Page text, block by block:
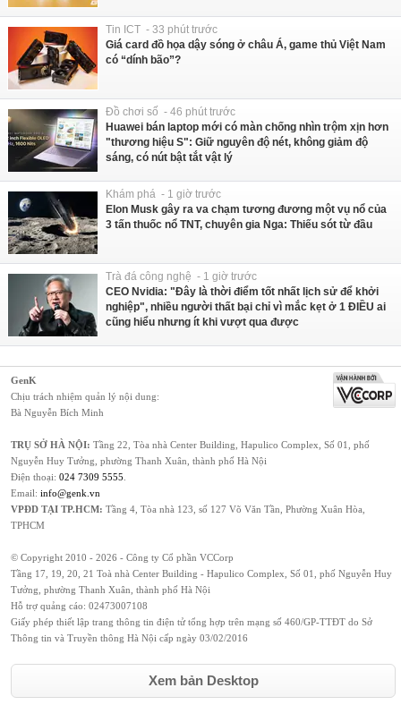
Tin ICT - 33 phút trước
Giá card đồ họa dậy sóng ở châu Á, game thủ Việt Nam
có “dính bão”?
Đồ chơi số - 46 phút trước
Huawei bán laptop mới có màn chống nhìn trộm xịn hơn
"thương hiệu S": Giữ nguyên độ nét, không giảm độ
sáng, có nút bật tắt vật lý
Khám phá - 1 giờ trước
Elon Musk gây ra va chạm tương đương một vụ nổ của
3 tấn thuốc nổ TNT, chuyên gia Nga: Thiếu sót từ đầu
Trà đá công nghệ - 1 giờ trước
CEO Nvidia: "Đây là thời điểm tốt nhất lịch sử để khởi
nghiệp", nhiều người thất bại chỉ vì mắc kẹt ở 1 ĐIỀU ai
cũng hiểu nhưng ít khi vượt qua được
GenK
Chịu trách nhiệm quản lý nội dung:
Bà Nguyễn Bích Minh
TRỤ SỞ HÀ NỘI: Tầng 22, Tòa nhà Center Building, Hapulico Complex, Số 01, phố
Nguyễn Huy Tưởng, phường Thanh Xuân, thành phố Hà Nội
Điện thoại: 024 7309 5555
Email: info@genk.vn
VPĐD TẠI TP.HCM: Tầng 4, Tòa nhà 123, số 127 Võ Văn Tần, Phường Xuân Hòa,
TPHCM
© Copyright 2010 - 2026 - Công ty Cổ phần VCCorp
Tầng 17, 19, 20, 21 Toà nhà Center Building - Hapulico Complex, Số 01, phố Nguyễn Huy
Tưởng, phường Thanh Xuân, thành phố Hà Nội
Hỗ trợ quảng cáo: 02473007108
Giấy phép thiết lập trang thông tin điện tử tổng hợp trên mạng số 460/GP-TTĐT do Sở
Thông tin và Truyền thông Hà Nội cấp ngày 03/02/2016
Xem bản Desktop